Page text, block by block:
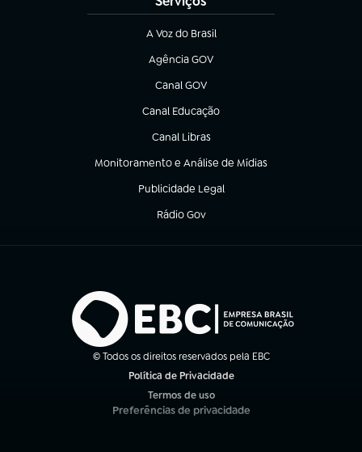
A Voz do Brasil
(abre em nova aba)
Agência GOV
(abre em nova aba)
Canal GOV
(abre em nova aba)
Canal Educação
(abre em nova aba)
Canal Libras
(abre em nova aba)
Monitoramento e Análise de Mídias
(abre em nova aba)
Publicidade Legal
(abre em nova aba)
Rádio Gov
(abre em nova aba)
© Todos os direitos reservados pela EBC
Política de Privacidade
Termos de uso
(abre em nova aba)
Preferências de privacidade